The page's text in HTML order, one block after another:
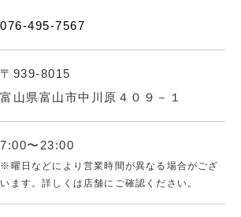
076-495-7567
〒939-8015
富山県富山市中川原４０９－１
7:00〜23:00
※曜日などにより営業時間が異なる場合がござ
います。詳しくは店舗にご確認ください。